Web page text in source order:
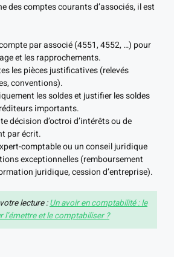
des comptes courants d’associés, il est
par associé (4551, 4552, …) pour
et les rapprochements.
les pièces justificatives (relevés
conventions).
les soldes et justifier les soldes
importants.
décision d’octroi d’intérêts ou de
par écrit.
comptable ou un conseil juridique
exceptionnelles (remboursement
juridique, cession d’entreprise).
lecture :Un avoir en comptabilité : le
l’émettre et le comptabiliser ?